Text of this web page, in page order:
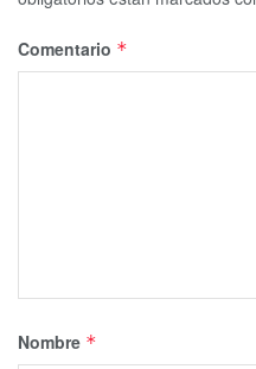
Comentario *
Nombre *